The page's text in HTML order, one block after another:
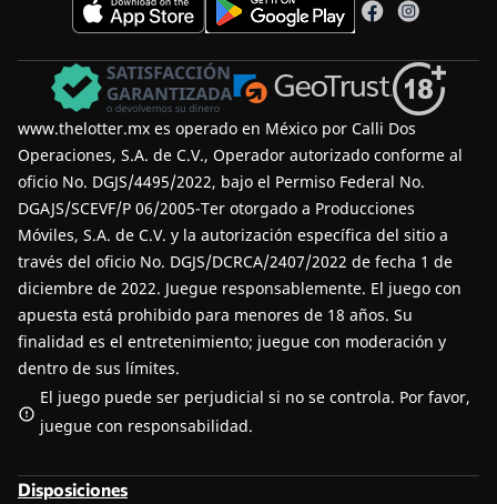
www.thelotter.mx es operado en México por Calli Dos
Operaciones, S.A. de C.V., Operador autorizado conforme al
oficio No. DGJS/4495/2022, bajo el Permiso Federal No.
DGAJS/SCEVF/P 06/2005-Ter otorgado a Producciones
Móviles, S.A. de C.V. y la autorización específica del sitio a
través del oficio No. DGJS/DCRCA/2407/2022 de fecha 1 de
diciembre de 2022. Juegue responsablemente. El juego con
apuesta está prohibido para menores de 18 años. Su
finalidad es el entretenimiento; juegue con moderación y
dentro de sus límites.
El juego puede ser perjudicial si no se controla. Por favor,
juegue con responsabilidad.
Disposiciones